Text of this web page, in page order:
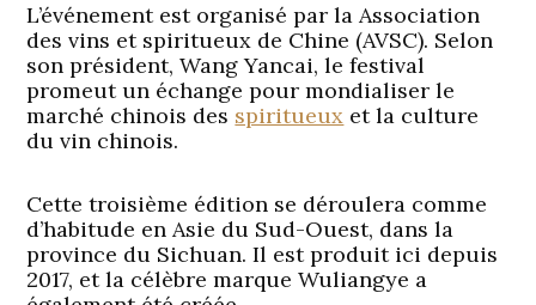
L’événement est organisé par la Association
des vins et spiritueux de Chine (AVSC). Selon
son président, Wang Yancai, le festival
promeut un échange pour mondialiser le
marché chinois des spiritueux et la culture
du vin chinois.
Cette troisième édition se déroulera comme
d’habitude en Asie du Sud-Ouest, dans la
province du Sichuan. Il est produit ici depuis
2017, et la célèbre marque Wuliangye a